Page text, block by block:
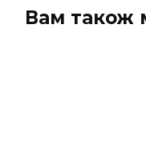
Вам також